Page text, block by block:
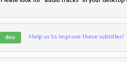
deu Help us to improve these subtitles!